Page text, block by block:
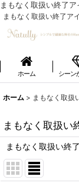
まもなく取扱い終了ア
まもなく取扱い終了ア
ホーム シーン
ホーム > まもなく取扱
まもなく取扱い
まもなく取扱い終